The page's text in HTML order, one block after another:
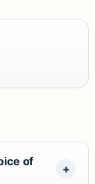
of